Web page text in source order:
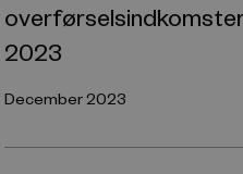
2023
December 2023